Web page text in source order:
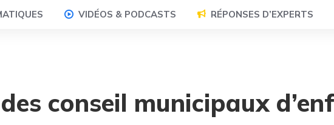
VIDÉOS & PODCASTS RÉPONSES D’EXPERTS
conseil municipaux